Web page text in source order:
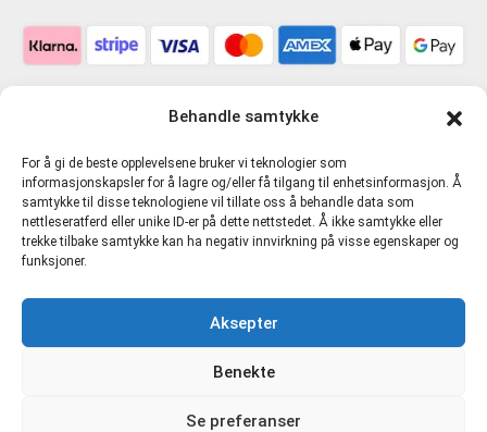
Behandle samtykke
For å gi de beste opplevelsene bruker vi teknologier som
informasjonskapsler for å lagre og/eller få tilgang til enhetsinformasjon. Å
samtykke til disse teknologiene vil tillate oss å behandle data som
nettleseratferd eller unike ID-er på dette nettstedet. Å ikke samtykke eller
trekke tilbake samtykke kan ha negativ innvirkning på visse egenskaper og
funksjoner.
Aksepter
Benekte
Se preferanser
Personvern og tjenestevilkår
Cookie-erklæring (EU)